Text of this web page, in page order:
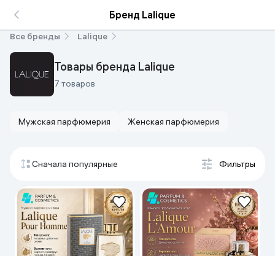
Бренд Lalique
Все бренды Lalique
Товары бренда Lalique
7 товаров
Мужская парфюмерия Женская парфюмерия
Сначала популярные Фильтры